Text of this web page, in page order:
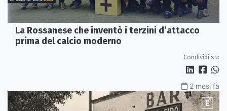
La Rossanese che inventò i terzini d’attacco
prima del calcio moderno
Condividi su:
2 mesi fa